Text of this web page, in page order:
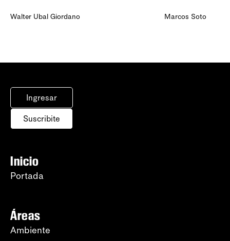
Walter Ubal Giordano Marcos Soto
Ingresar
Suscribite
Inicio
Portada
Áreas
Ambiente